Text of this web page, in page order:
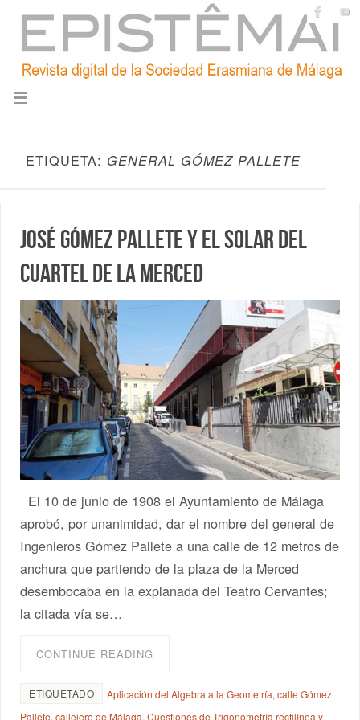
ETIQUETA: GENERAL GÓMEZ PALLETE
José Gómez Pallete y el solar del
cuartel de la Merced
El 10 de junio de 1908 el Ayuntamiento de Málaga
aprobó, por unanimidad, dar el nombre del general de
Ingenieros Gómez Pallete a una calle de 12 metros de
anchura que partiendo de la plaza de la Merced
desembocaba en la explanada del Teatro Cervantes;
la citada vía se…
CONTINUE READING
ETIQUETADO Aplicación del Algebra a la Geometría,calle Gómez
Pallete,callejero de Málaga,Cuestiones de Trigonometría rectilínea y